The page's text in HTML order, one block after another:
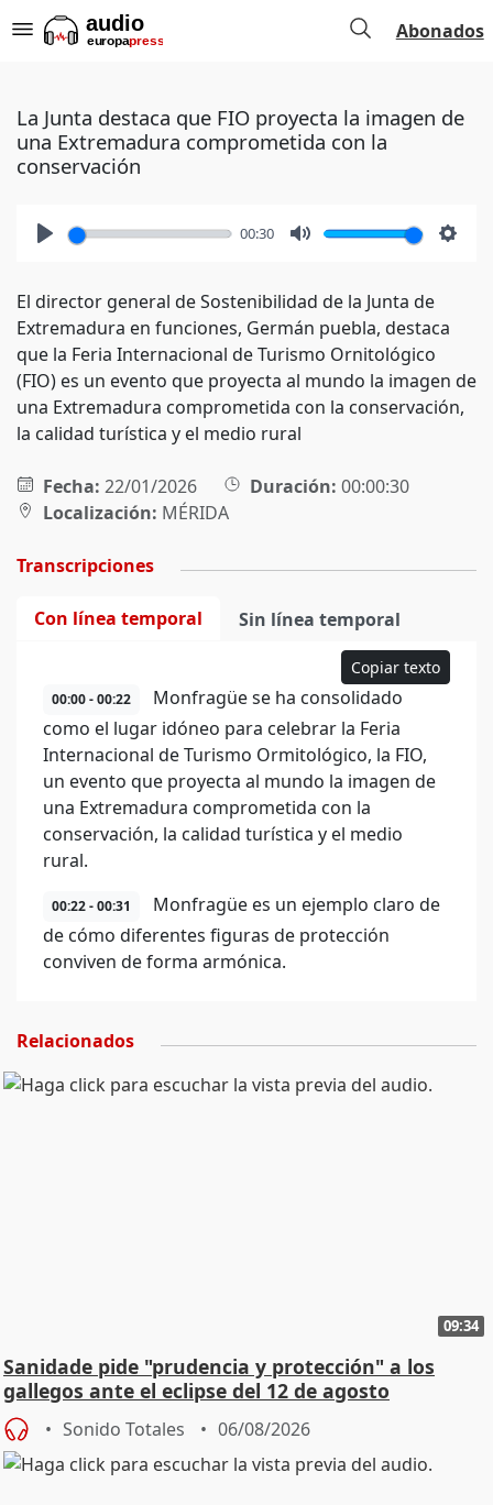
Abonados
La Junta destaca que FIO proyecta la imagen de
una Extremadura comprometida con la
conservación
00:30
El director general de Sostenibilidad de la Junta de
Extremadura en funciones, Germán puebla, destaca
que la Feria Internacional de Turismo Ornitológico
(FIO) es un evento que proyecta al mundo la imagen de
una Extremadura comprometida con la conservación,
la calidad turística y el medio rural
Fecha: 22/01/2026 Duración: 00:00:30
Localización: MÉRIDA
Transcripciones
Con línea temporal Sin línea temporal
Copiar texto
00:00 - 00:22
Monfragüe se ha consolidado
como el lugar idóneo para celebrar la Feria
Internacional de Turismo Ormitológico, la FIO,
un evento que proyecta al mundo la imagen de
una Extremadura comprometida con la
conservación, la calidad turística y el medio
rural.
00:22 - 00:31
Monfragüe es un ejemplo claro de
de cómo diferentes figuras de protección
conviven de forma armónica.
Relacionados
09:34
Sanidade pide "prudencia y protección" a los
gallegos ante el eclipse del 12 de agosto
Sonido Totales 06/08/2026